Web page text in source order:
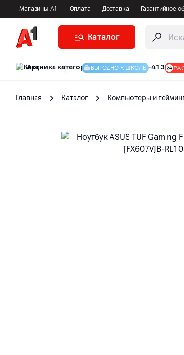
Магазины А1 Оплата Доставка Гарантийное
Каталог
Акции | ВЫГОДНО К ШКОЛЕ
Главная Каталог Компьютеры и